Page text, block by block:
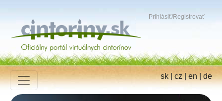
Prihlásiť/Registrovať
sk|cz|en|de